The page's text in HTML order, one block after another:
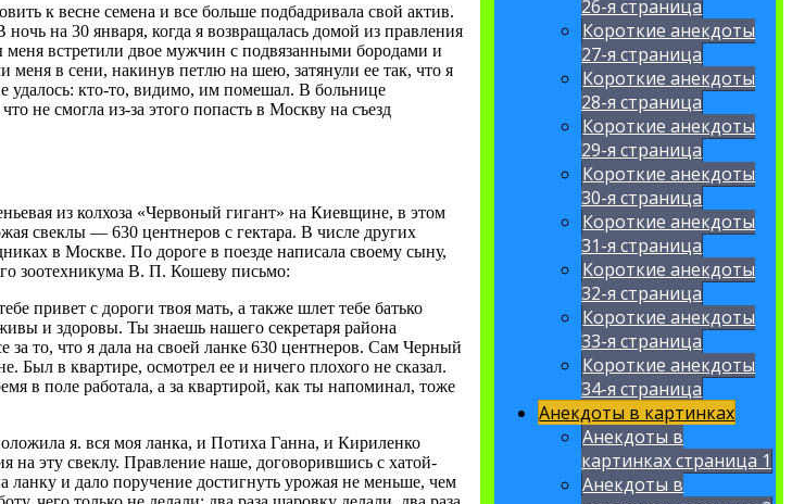
к весне семена и все больше подбадривала свой актив.
на 30 января, когда я возвращалась домой из правления
меня встретили двое мужчин с подвязанными бородами и
меня в сени, накинув петлю на шею, затянули ее так, что я
удалось: кто-то, видимо, им помешал. В больнице
не смогла из-за этого попасть в Москву на съезд
из колхоза «Червоный гигант» на Киевщине, в этом
свеклы — 630 центнеров с гектара. В числе других
в Москве. По дороге в поезде написала своему сыну,
зоотехникума В. П. Кошеву письмо:
привет с дороги твоя мать, а также шлет тебе батько
и здоровы. Ты знаешь нашего секретаря района
то, что я дала на своей ланке 630 центнеров. Сам Черный
Был в квартире, осмотрел ее и ничего плохого не сказал.
в поле работала, а за квартирой, как ты напоминал, тоже
я. вся моя ланка, и Потиха Ганна, и Кириленко
эту свеклу. Правление наше, договорившись с хатой-
ланку и дало поручение достигнуть урожая не меньше, чем
26-я страница
Короткие анекдоты
27-я страница
Короткие анекдоты
28-я страница
Короткие анекдоты
29-я страница
Короткие анекдоты
30-я страница
Короткие анекдоты
31-я страница
Короткие анекдоты
32-я страница
Короткие анекдоты
33-я страница
Короткие анекдоты
34-я страница
Анекдоты в картинках
Анекдоты в
картинках страница 1
Анекдоты в